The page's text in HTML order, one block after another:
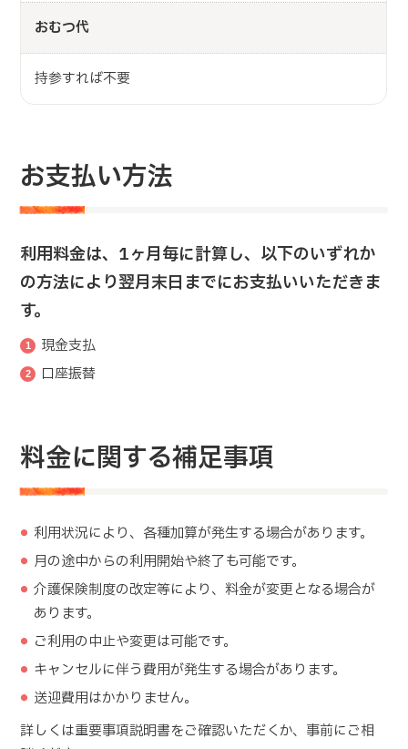
おむつ代
持参すれば不要
お支払い方法
利用料金は、1ヶ月毎に計算し、以下のいずれか
の方法により翌月末日までにお支払いいただきま
す。
現金支払
口座振替
料金に関する補足事項
利用状況により、各種加算が発生する場合があります。
月の途中からの利用開始や終了も可能です。
介護保険制度の改定等により、料金が変更となる場合が
あります。
ご利用の中止や変更は可能です。
キャンセルに伴う費用が発生する場合があります。
送迎費用はかかりません。
詳しくは重要事項説明書をご確認いただくか、事前にご相